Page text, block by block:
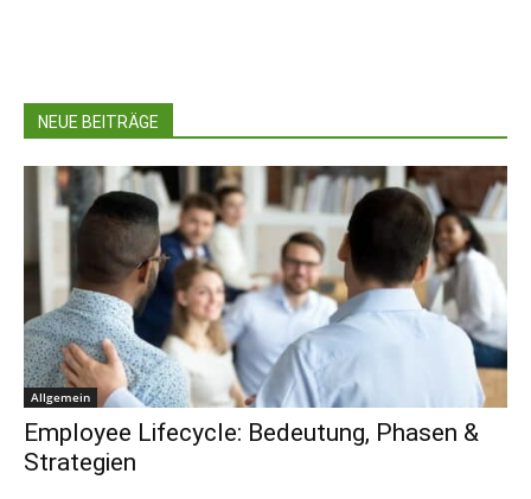
NEUE BEITRÄGE
Allgemein
Employee Lifecycle: Bedeutung, Phasen &
Strategien